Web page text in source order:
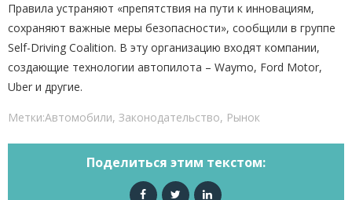
Правила устраняют «препятствия на пути к инновациям,
сохраняют важные меры безопасности», сообщили в группе
Self-Driving Coalition. В эту организацию входят компании,
создающие технологии автопилота – Waymo, Ford Motor,
Uber и другие.
Метки:Автомобили, Законодательство, Рынок
Поделиться этим текстом: